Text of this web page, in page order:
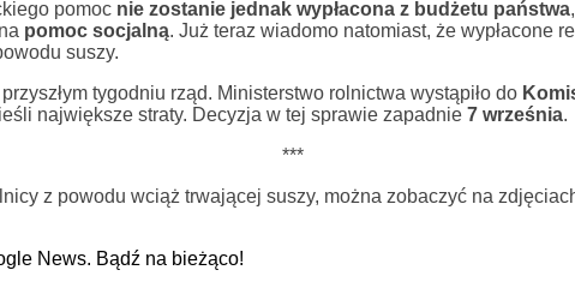
pomoc nie zostanie jednak wypłacona z budżetu państwa
pomoc socjalną. Już teraz wiadomo natomiast, że wypłacone
suszy.
tygodniu rząd. Ministerstwo rolnictwa wystąpiło do
największe straty. Decyzja w tej sprawie zapadnie 7 września.
***
z powodu wciąż trwającej suszy, można zobaczyć na
News. Bądź na bieżąco!